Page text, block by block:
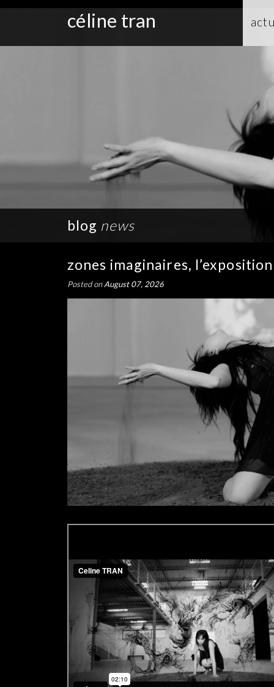
céline tran
blog news
zones imaginaires, l’exposition
Posted onAugust 07, 2026